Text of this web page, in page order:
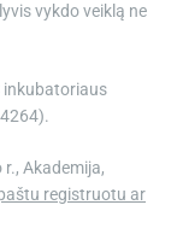
vykdo veiklą ne
inkubatoriaus
Akademija,
registruotu ar